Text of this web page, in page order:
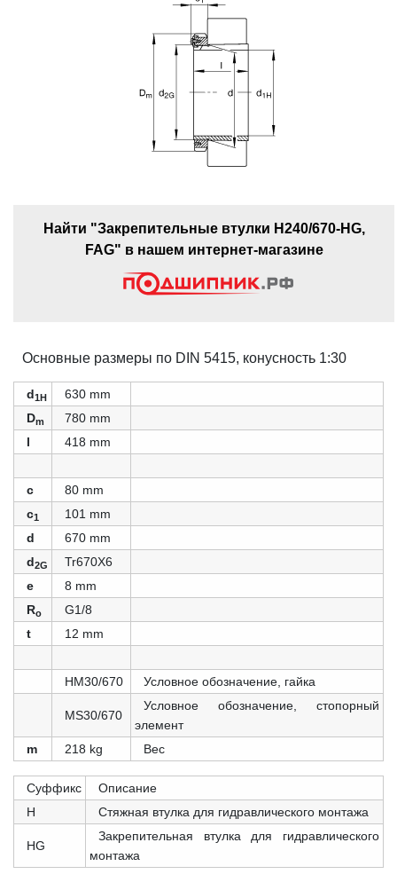
Найти "Закрепительные втулки H240/670-HG,
FAG" в нашем интернет-магазине
Основные размеры по DIN 5415, конусность 1:30
d1H
630 mm
Dm
780 mm
l
418 mm
c
80 mm
c1
101 mm
d
670 mm
d2G
Tr670X6
e
8 mm
Ro
G1/8
t
12 mm
HM30/670 Условное обозначение, гайка
MS30/670
Условное обозначение, стопорный
элемент
m
218 kg Вес
Суффикс
Описание
H
Стяжная втулка для гидравлического монтажа
HG
Закрепительная втулка для гидравлического
монтажа